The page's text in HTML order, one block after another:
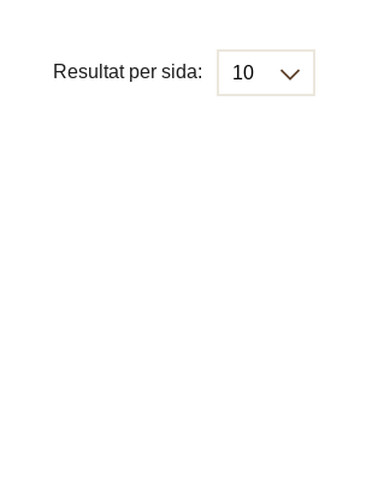
Resultat per sida: